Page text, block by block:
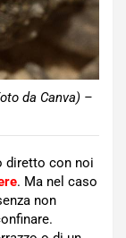
da Canva) –
diretto con noi
. Ma nel caso
non